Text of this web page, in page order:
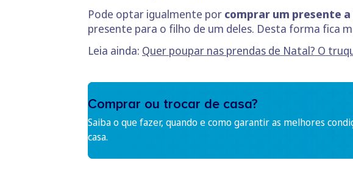
Pode optar igualmente por comprar um presente a
presente para o filho de um deles. Desta forma fica
Leia ainda: Quer poupar nas prendas de Natal? O
Comprar ou trocar de casa?
Saiba o que fazer, quando e como garantir as melhores
casa.